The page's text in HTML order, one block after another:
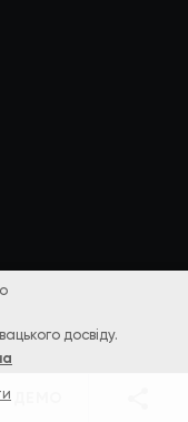
досвіду.